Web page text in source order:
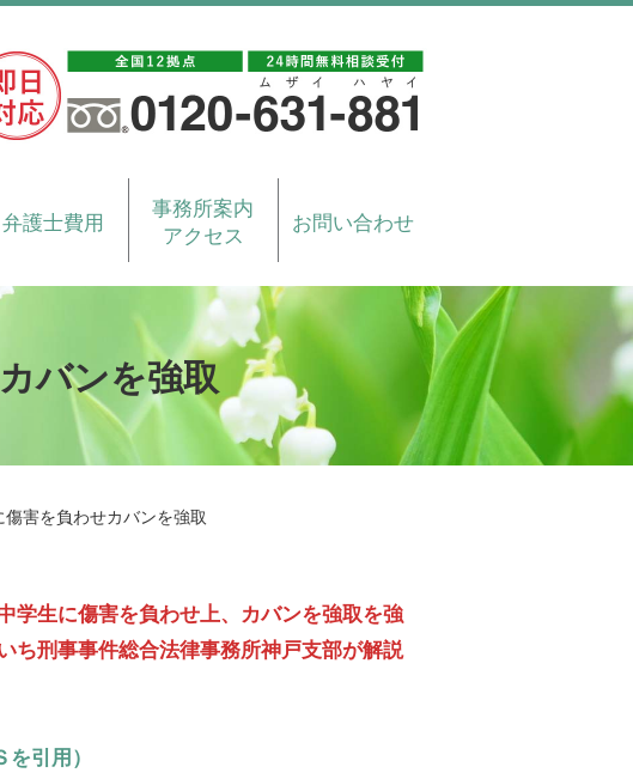
弁護士費用
事務所案内
アクセス
お問い合わせ
バンを強取
傷害を負わせカバンを強取
学生に傷害を負わせ上、カバンを強取を強
ち刑事事件総合法律事務所神戸支部が解説
引用）